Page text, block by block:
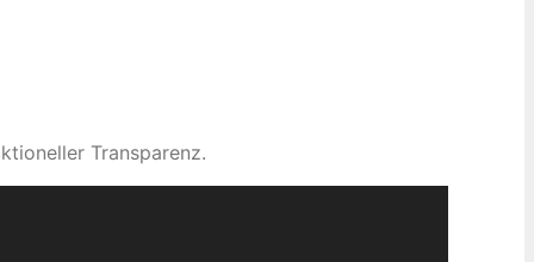
Transparenz.